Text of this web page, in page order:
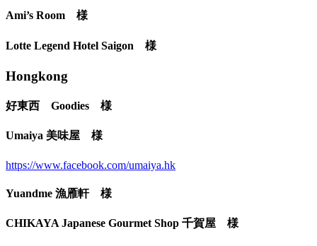
Ami’s Room 様
Lotte Legend Hotel Saigon‎ 様
Hongkong
好東西 Goodies 様
Umaiya 美味屋 様
https://www.facebook.com/umaiya.hk
Yuandme 漁雁軒 様
CHIKAYA Japanese Gourmet Shop 千賀屋 様